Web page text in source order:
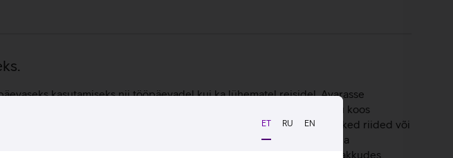
ET RU EN
kasutamiseks nii tööpäevadel kui ka lühematel reisidel. Avarasse
tõstetud ja pehmendatud taskud. Eesmise tõmblukuga tasku koos
paiknev veekindel TPU-tasku võimaldab mugavalt eraldada niisked riided või
väljasõitudel. Pehme voodriga väärisesemetasku kaitseb telefoni ja
vastupidavast 400D nailonist, millel on PFC-vaba veekindel kate, pakkudes